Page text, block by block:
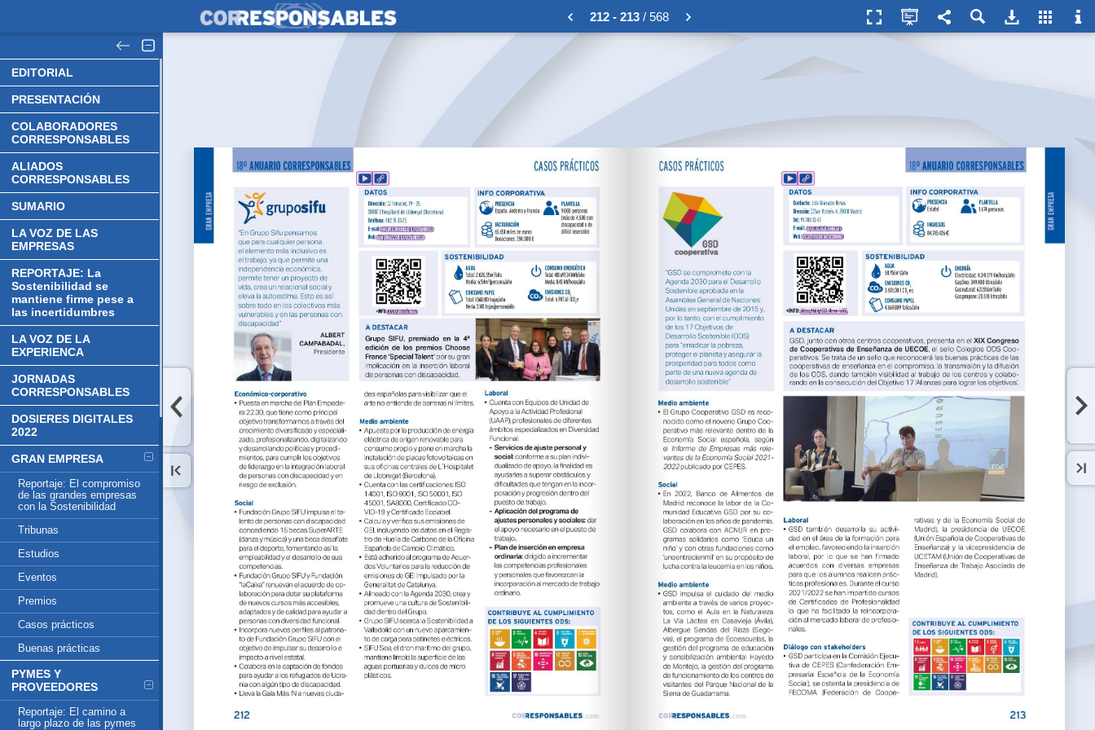
212 - 213/ 568
EDITORIAL
PRESENTACIÓN
COLABORADORES
CORRESPONSABLES
ALIADOS
CORRESPONSABLES
SUMARIO
LA VOZ DE LAS
EMPRESAS
REPORTAJE: La
Sostenibilidad se
mantiene firme pese a
las incertidumbres
LA VOZ DE LA
EXPERIENCA
JORNADAS
CORRESPONSABLES
DOSIERES DIGITALES
2022
GRAN EMPRESA
Reportaje: El compromiso
de las grandes empresas
con la Sostenibilidad
Tribunas
Estudios
Eventos
Premios
Casos prácticos
Buenas prácticas
PYMES Y
PROVEEDORES
Reportaje: El camino a
largo plazo de las pymes